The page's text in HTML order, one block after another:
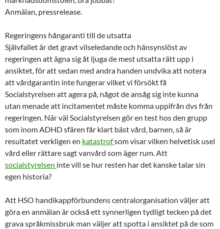
Anmälan, pressrelease.
Regeringens hångaranti till de utsatta
Självfallet är det gravt vilseledande och hänsynslöst av
regeringen att ägna sig åt ljuga de mest utsatta rätt upp i
ansiktet, för att sedan med andra handen undvika att notera
att vårdgarantin inte fungerar vilket vi försökt få
Socialstyrelsen att agera på, något de ansåg sig inte kunna
utan menade att incitamentet måste komma uppifrån dvs från
regeringen. När väl Socialstyrelsen gör en test hos den grupp
som inom ADHD sfären får klart bäst vård, barnen, så är
resultatet verkligen en katastrofsom visar vilken helvetisk usel
vård eller rättare sagt vanvård som äger rum. Att
socialstyrelsen inte vill se hur resten har det kanske talar sin
egen historia?
Att HSO handikappförbundens centralorganisation väljer att
göra en anmälan är också ett synnerligen tydligt tecken på det
grava språkmissbruk man väljer att spotta i ansiktet på de som